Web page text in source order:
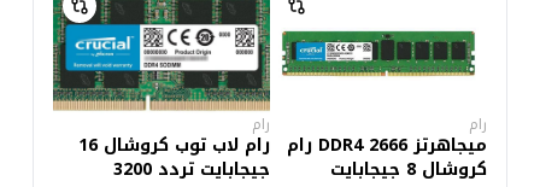
رام
ميجاهرتز 2666 DDR4 رام
كروشال 8 جيجابايت
رام
رام لاب توب كروشال 16
جيجابايت تردد 3200